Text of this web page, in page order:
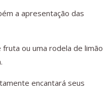
a apresentação das
ou uma rodela de limão
encantará seus